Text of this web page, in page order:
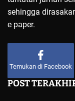
sehingga
e paper.
Temukan di Facebook
POST